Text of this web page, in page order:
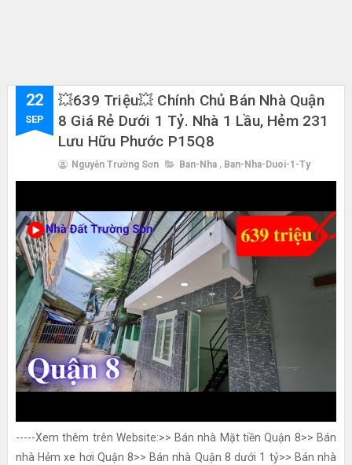
22
SEP
💥639 Triệu💥 Chính Chủ Bán Nhà Quận
8 Giá Rẻ Dưới 1 Tỷ. Nhà 1 Lầu, Hẻm 231
Lưu Hữu Phước P15Q8
Nguyễn Trường Sơn Ban-Nha , Ban-Nha-Duoi-1-Ty
-----Xem thêm trên Website:>> Bán nhà Mặt tiền Quận 8>> Bán
nhà Hẻm xe hơi Quận 8>> Bán nhà Quận 8 dưới 1 tỷ>> Bán nhà